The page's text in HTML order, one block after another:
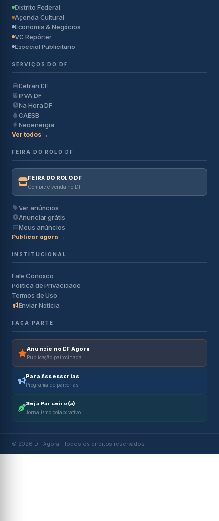
Distrito Federal
Agenda Cultural
Economia & Negócios
VC Repórter
Especial Publicitário
SERVIÇOS DO DF
Detran DF
IPVA DF
Na Hora DF
CAESB
Neoenergia
Ver todos →
FEIRA DO ROLO DF
FEIRA DO ROLO DF
Compre e venda no DF
Ver anúncios
Anunciar grátis
Meus anúncios
Publicar agora →
INSTITUCIONAL
Fale Conosco
Política de Privacidade
Termos de Uso
Enviar Notícia
FAÇA PARTE
Anuncie no DF Agora
Publicação patrocinada
Para Assessorias
Programa de parcerias
Seja Parceiro(a)
Jornalismo colaborativo
© 2026 DF Agora · Todos os direitos reservados